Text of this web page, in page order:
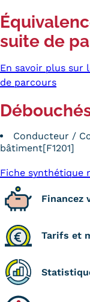
suite de
En savoir plus sur
de parcours
Conducteur /
bâtiment[F1201]
Fiche synthétique
Financez
Tarifs et